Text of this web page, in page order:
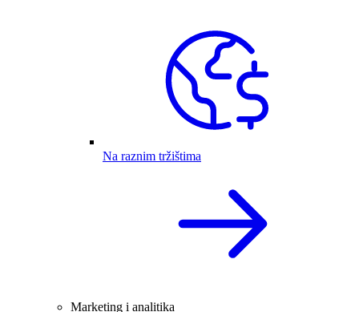
Na raznim tržištima
Marketing i analitika